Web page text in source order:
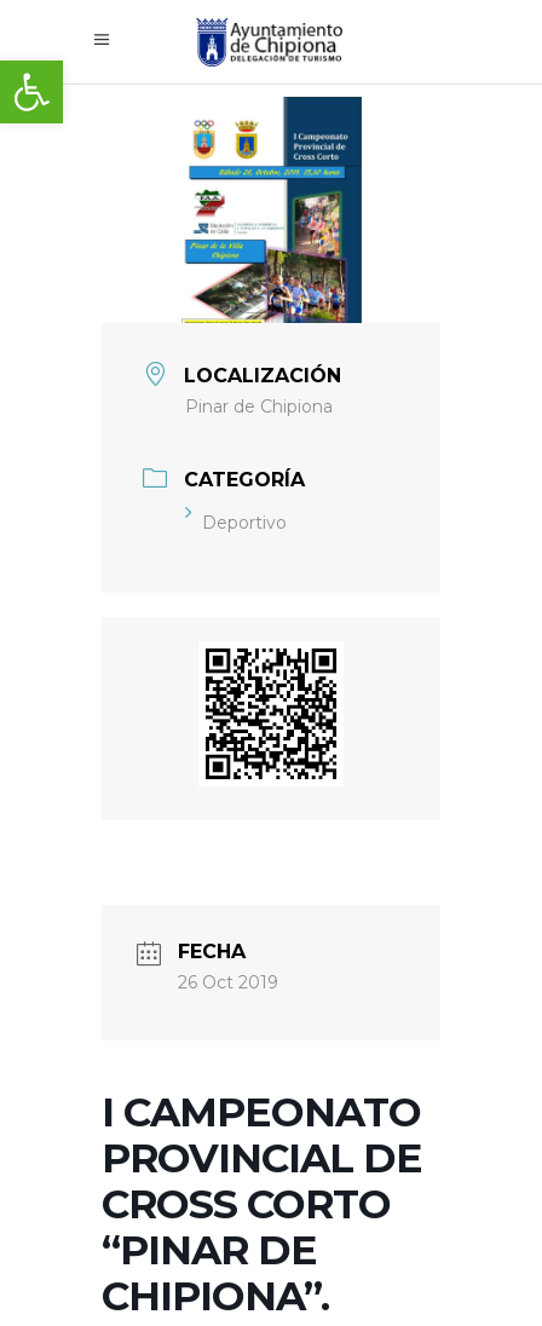
Abrir barra de herramientas
LOCALIZACIÓN
Pinar de Chipiona
CATEGORÍA
Deportivo
FECHA
26 Oct 2019
I CAMPEONATO
PROVINCIAL DE
CROSS CORTO
“PINAR DE
CHIPIONA”.